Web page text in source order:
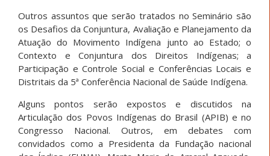
Outros assuntos que serão tratados no Seminário são
os Desafios da Conjuntura, Avaliação e Planejamento da
Atuação do Movimento Indígena junto ao Estado; o
Contexto e Conjuntura dos Direitos Indígenas; a
Participação e Controle Social e Conferências Locais e
Distritais da 5ª Conferência Nacional de Saúde Indígena.
Alguns pontos serão expostos e discutidos na
Articulação dos Povos Indígenas do Brasil (APIB) e no
Congresso Nacional. Outros, em debates com
convidados como a Presidenta da Fundação nacional